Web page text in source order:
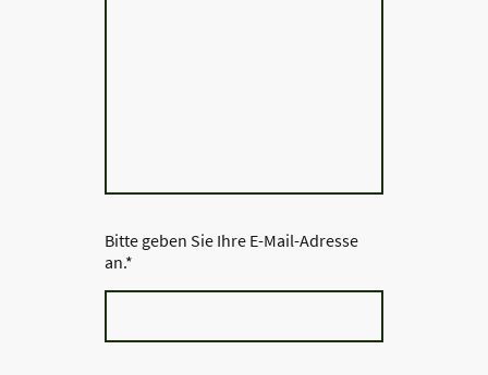
Bitte geben Sie Ihre E-Mail-Adresse
an.*